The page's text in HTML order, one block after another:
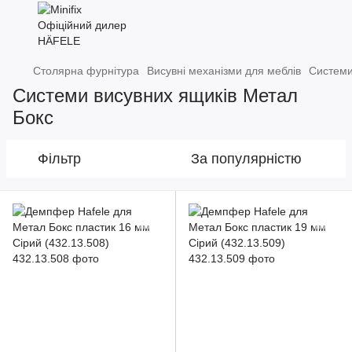
Столярна фурнітура Висувні механізми для меблів
Системи висувних ящиків Метал
Бокс
Фільтр За популярністю